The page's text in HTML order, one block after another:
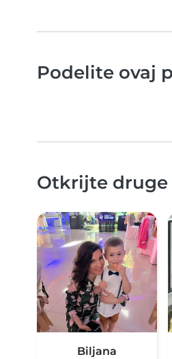
Podelite ovaj
Otkrijte druge
Biljana